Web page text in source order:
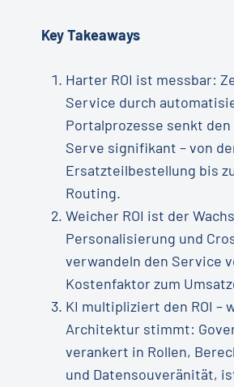
Key Takeaways
Harter ROI ist messbar:
Service durch
Portalprozesse senkt
Serve signifikant – von
Ersatzteilbestellung bis
Routing.
Weicher ROI ist der
Personalisierung und
verwandeln den Service
Kostenfaktor zum
KI multipliziert den ROI –
Architektur stimmt:
verankert in Rollen,
und Datensouveränität,